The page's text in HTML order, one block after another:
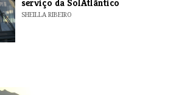
SHEILLA RIBEIRO